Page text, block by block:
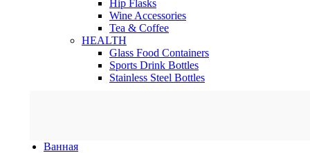
Hip Flasks
Wine Accessories
Tea & Coffee
HEALTH
Glass Food Containers
Sports Drink Bottles
Stainless Steel Bottles
Ванная